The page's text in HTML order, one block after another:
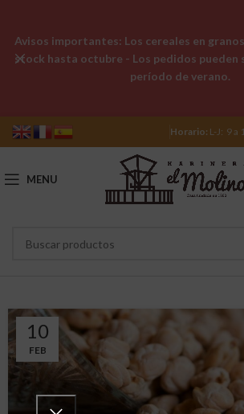
Horario: L-J: 9 a
MENU
10
FEB
Avisos importantes: Los cereales en
stock hasta octubre - Los pedidos pueden
período de verano.